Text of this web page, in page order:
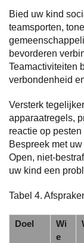
Bied uw kind
teamsporten,
bevorderen
Teamactiviteiten
verbondenheid
Versterk
apparaatregels,
reactie op
Bespreek met
Open, niet-
uw kind een
Tabel 4.
Doel
Wi
e